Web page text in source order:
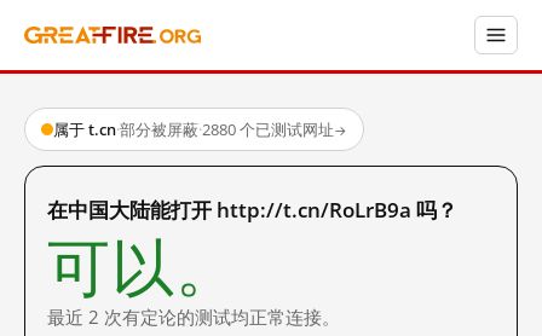
属于 t.cn·部分被屏蔽·2880 个已测试网址→
在中国大陆能打开 http://t.cn/RoLrB9a 吗？
可以。
最近 2 次有定论的测试均正常连接。